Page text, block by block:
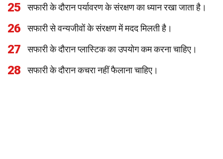
25 सफारी के दौरान पर्यावरण के संरक्षण का ध्यान रखा जाता है।
26 सफारी से वन्यजीवों के संरक्षण में मदद मिलती है।
27 सफारी के दौरान प्लास्टिक का उपयोग कम करना चाहिए।
28 सफारी के दौरान कचरा नहीं फैलाना चाहिए।